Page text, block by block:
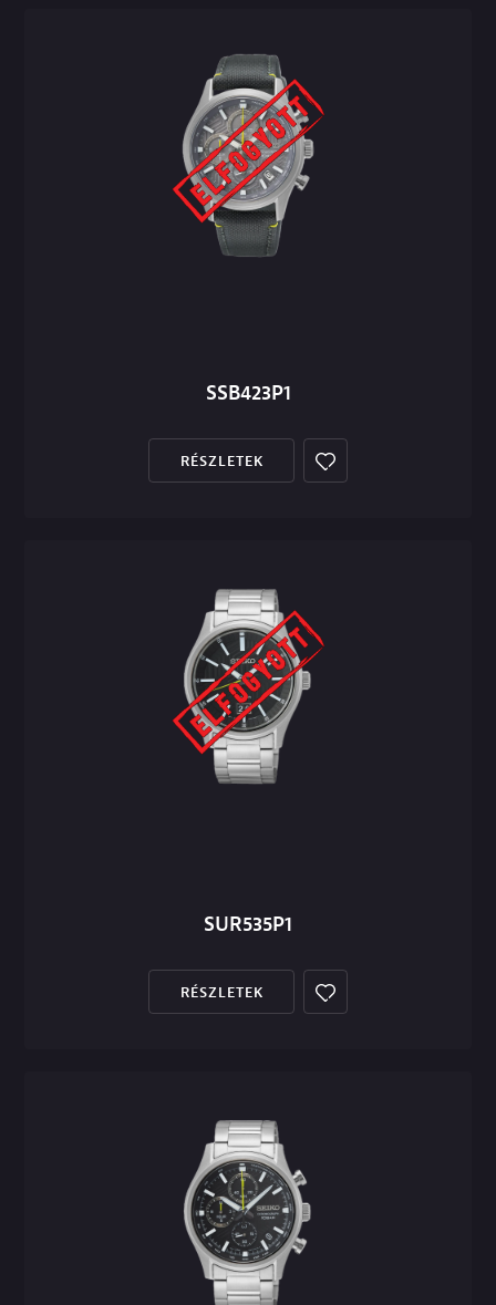
SSB423P1
RÉSZLETEK
SUR535P1
RÉSZLETEK